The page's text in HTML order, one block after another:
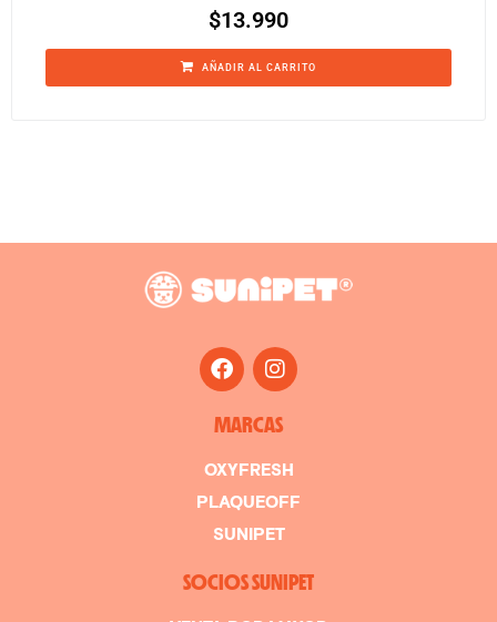
$13.990
AÑADIR AL CARRITO
MARCAS
OXYFRESH
PLAQUEOFF
SUNIPET
SOCIOS SUNIPET